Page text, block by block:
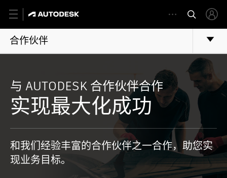
合作伙伴
与 AUTODESK 合作伙伴合作
实现最大化成功
和我们经验丰富的合作伙伴之一合作，助您实
现业务目标。